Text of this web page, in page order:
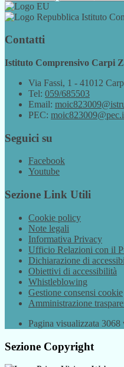
Istituto
Contatti
Istituto Comprensivo Carpi
Via Fassi, 1 - 41012
Tel: 059/685503
Email:
PEC:
Seguici su
Facebook
Youtube
Sezione Link Utili
Cookie policy
Note legali
Informativa Privacy
Ufficio Relazioni con il
Dichiarazione di
Obiettivi di accessibilità
Whistleblowing
Gestione consensi cookie
Amministrazione
Pagina visualizzata 3068
Sezione Copyright